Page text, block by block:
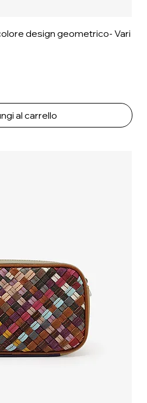
design geometrico- Vari
al carrello